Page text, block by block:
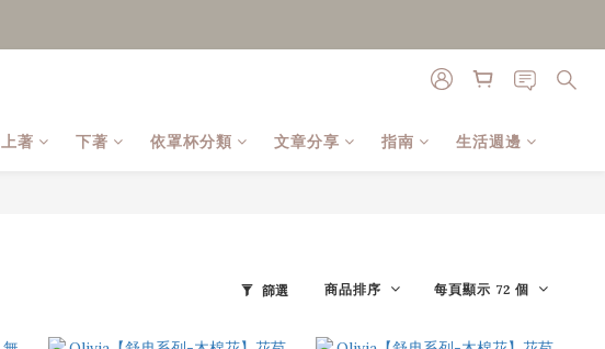
上著 下著 依罩杯分類 文章分享 指南 生活週邊
篩選 商品排序 每頁顯示 72 個